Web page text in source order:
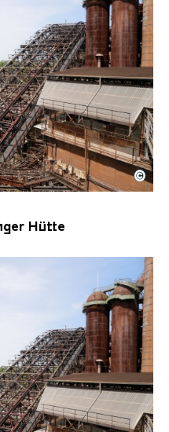
Hütte mit
Völklinger Hütte | Karl
©
Hütte